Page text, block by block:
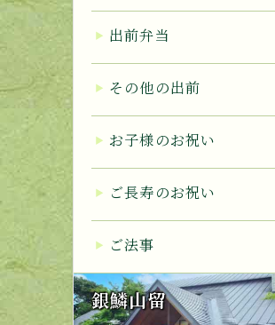
出前弁当
その他の出前
お子様のお祝い
ご長寿のお祝い
ご法事
銀鱗山留